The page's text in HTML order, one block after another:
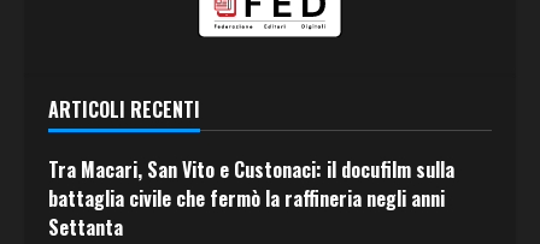
ARTICOLI RECENTI
Tra Macari, San Vito e Custonaci: il docufilm sulla
battaglia civile che fermò la raffineria negli anni
Settanta